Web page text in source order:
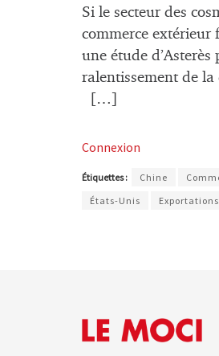
Si le secteur des
commerce extérieur
une étude
ralentissement de la
[…]
Connexion
Étiquettes : Chine
États-Unis
Exportations